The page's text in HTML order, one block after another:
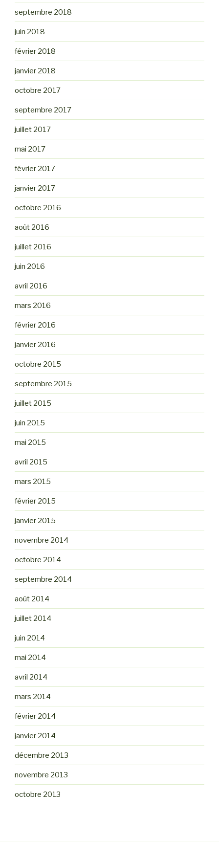
septembre 2018
juin 2018
février 2018
janvier 2018
octobre 2017
septembre 2017
juillet 2017
mai 2017
février 2017
janvier 2017
octobre 2016
août 2016
juillet 2016
juin 2016
avril 2016
mars 2016
février 2016
janvier 2016
octobre 2015
septembre 2015
juillet 2015
juin 2015
mai 2015
avril 2015
mars 2015
février 2015
janvier 2015
novembre 2014
octobre 2014
septembre 2014
août 2014
juillet 2014
juin 2014
mai 2014
avril 2014
mars 2014
février 2014
janvier 2014
décembre 2013
novembre 2013
octobre 2013